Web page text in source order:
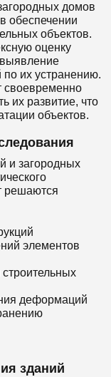
домов
обеспечении
объектов.
оценку
выявление
по их устранению.
своевременно
их развитие, что
объектов.
и загородных
решаются
элементов
деформаций
зданий